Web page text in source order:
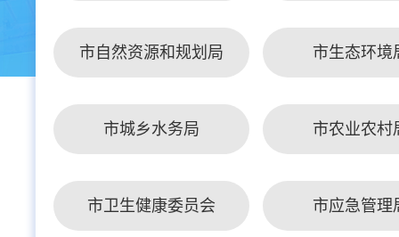
市自然资源和规划局 市生态环境
市城乡水务局 市农业农村
市卫生健康委员会 市应急管理